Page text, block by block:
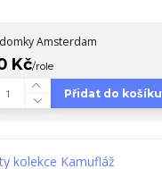
Amsterdam
Kč/role
Přidat do košíku